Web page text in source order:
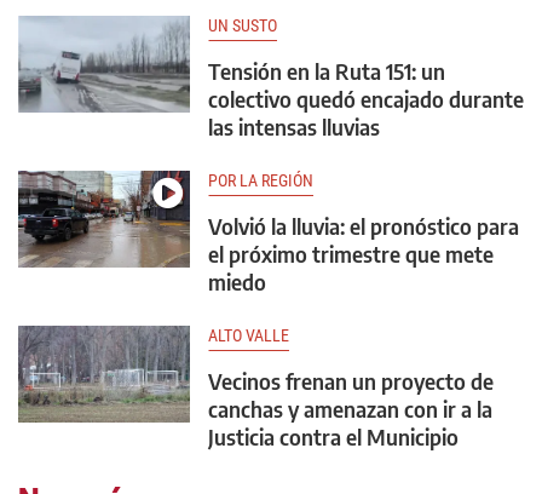
UN SUSTO
Tensión en la Ruta 151: un
colectivo quedó encajado durante
las intensas lluvias
POR LA REGIÓN
Volvió la lluvia: el pronóstico para
el próximo trimestre que mete
miedo
ALTO VALLE
Vecinos frenan un proyecto de
canchas y amenazan con ir a la
Justicia contra el Municipio